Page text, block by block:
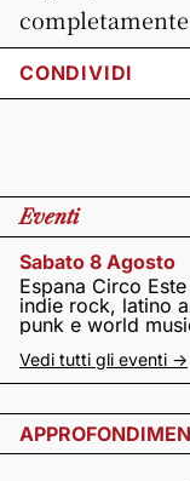
CONDIVIDI
Eventi
Sabato 8 Agosto
Espana Circo
indie rock, latino
punk e world
Vedi tutti gli eventi ->